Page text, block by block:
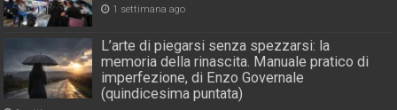
1 settimana ago
L’arte di piegarsi senza spezzarsi: la
memoria della rinascita. Manuale pratico di
imperfezione, di Enzo Governale
(quindicesima puntata)